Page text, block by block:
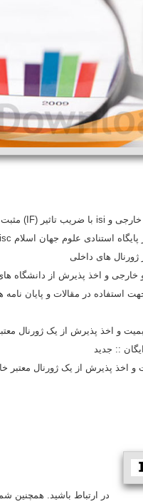
در مقالات و پایان نامه
در ارتباط باشید. همچنین شماره